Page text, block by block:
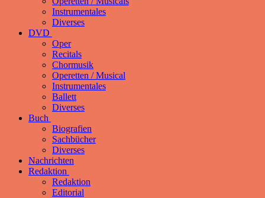
Instrumentales
Diverses
DVD
Oper
Recitals
Chormusik
Operetten / Musical
Instrumentales
Ballett
Diverses
Buch
Biografien
Sachbücher
Diverses
Nachrichten
Redaktion
Redaktion
Editorial